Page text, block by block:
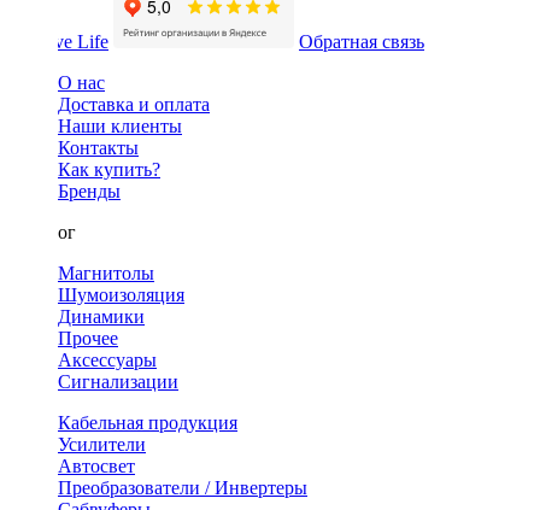
Обратная связь
О нас
Доставка и оплата
Наши клиенты
Контакты
Как купить?
Бренды
Каталог
Магнитолы
Шумоизоляция
Динамики
Прочее
Аксессуары
Сигнализации
Кабельная продукция
Усилители
Автосвет
Преобразователи / Инвертеры